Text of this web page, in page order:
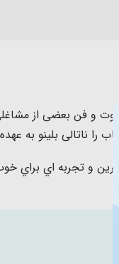
فوت و فن بعضی از
را ناتالی بلینو به
و تجربه اي براي